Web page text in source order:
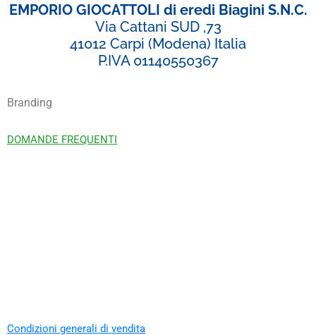
EMPORIO GIOCATTOLI di eredi Biagini S.N.C.
Via Cattani SUD ,73
41012 Carpi (Modena) Italia
P.IVA 01140550367
Branding
DOMANDE FREQUENTI
Condizioni generali di vendita